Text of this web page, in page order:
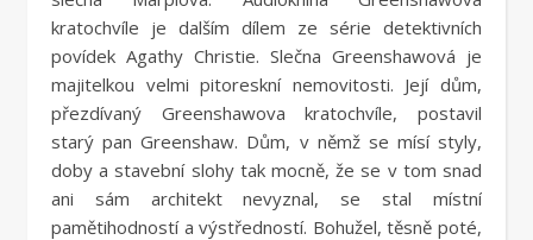
kratochvíle je dalším dílem ze série detektivních
povídek Agathy Christie. Slečna Greenshawová je
majitelkou velmi pitoreskní nemovitosti. Její dům,
přezdívaný Greenshawova kratochvíle, postavil
starý pan Greenshaw. Dům, v němž se mísí styly,
doby a stavební slohy tak mocně, že se v tom snad
ani sám architekt nevyznal, se stal místní
pamětihodností a výstředností. Bohužel, těsně poté,